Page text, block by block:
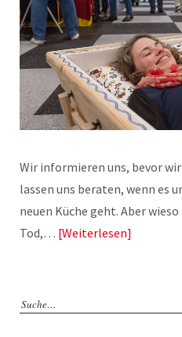
Wir informieren uns, bevor
lassen uns beraten, wenn es
neuen Küche geht. Aber
Tod,… Weiterlesen